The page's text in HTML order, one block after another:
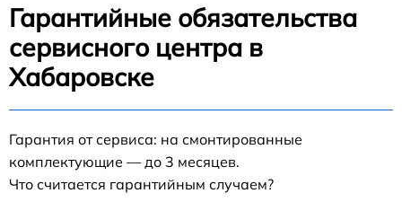
Гарантийные обязательства
сервисного центра в
Хабаровске
Гарантия от сервиса: на смонтированные
комплектующие — до 3 месяцев.
Что считается гарантийным случаем?